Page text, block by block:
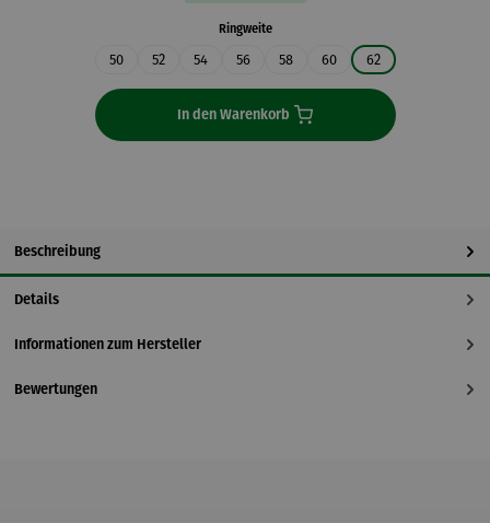
Ringweiteauswählen
50 52 54 56 58 60 62
In den Warenkorb
Beschreibung
Details
Informationen zum Hersteller
Bewertungen